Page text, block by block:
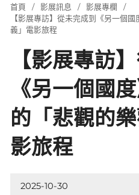
首頁 影展訊息
影展專欄
【影展專訪】從未完成到《另一個
義」電影旅程
【影展專訪
《另一個國
的「悲觀的
影旅程
2025-10-30